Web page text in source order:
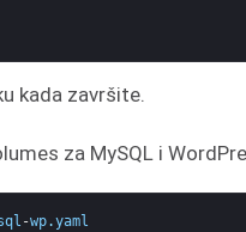
kada završite.
za MySQL i
-wp.yaml